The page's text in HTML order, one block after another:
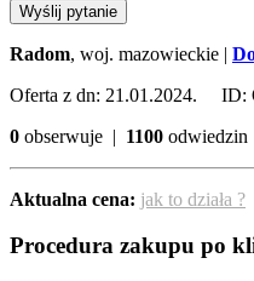
Wyślij pytanie
Radom, woj. mazowieckie |
Oferta z dn: 21.01.2024. ID:
0 obserwuje | 1100 odwiedzin
Aktualna cena: jak to działa ?
Procedura zakupu po